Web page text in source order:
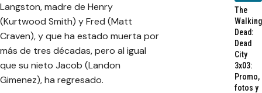
Langston, madre de Henry
(Kurtwood Smith) y Fred (Matt
Craven), y que ha estado muerta por
más de tres décadas, pero al igual
que su nieto Jacob (Landon
Gimenez), ha regresado.
The
Walking
Dead:
Dead
City
3x03:
Promo,
fotos y